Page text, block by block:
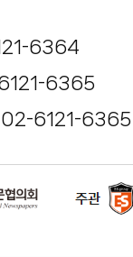
6364
6365
02-6121-6365